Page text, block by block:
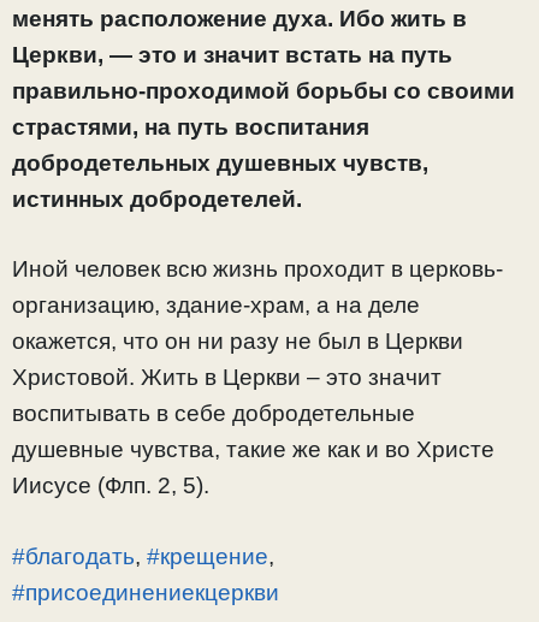
менять расположение духа. Ибо жить в
Церкви, — это и значит встать на путь
правильно-проходимой борьбы со своими
страстями, на путь воспитания
добродетельных душевных чувств,
истинных добродетелей.
Иной человек всю жизнь проходит в церковь-
организацию, здание-храм, а на деле
окажется, что он ни разу не был в Церкви
Христовой. Жить в Церкви – это значит
воспитывать в себе добродетельные
душевные чувства, такие же как и во Христе
Иисусе (Флп. 2, 5).
#благодать, #крещение,
#присоединениекцеркви